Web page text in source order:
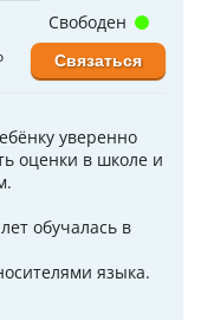
уверенно
оценки в школе и
обучалась в
языка.
Свободен
Связаться